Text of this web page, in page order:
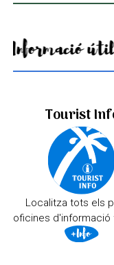
Informació
Tourist
Localitza tots els
oficines d'informació